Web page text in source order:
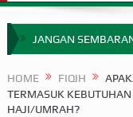
JANGAN
MIMPI YANG
HOME FIQIH
TERMASUK
HAJI/UMRAH?